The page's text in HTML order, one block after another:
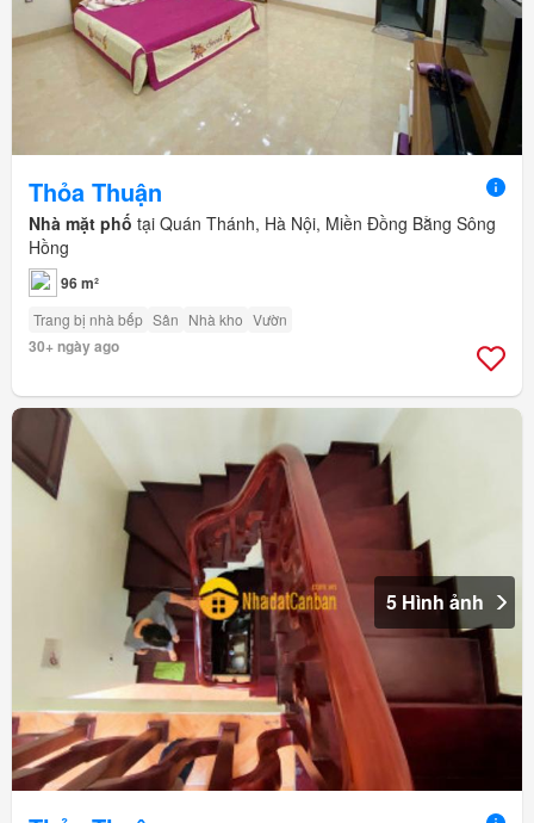
Thỏa Thuận
Nhà mặt phố tại Quán Thánh, Hà Nội, Miền Đồng Bằng Sông
Hồng
96 m²
Trang bị nhà bếp Sân Nhà kho Vườn
30+ ngày ago
5 Hình ảnh